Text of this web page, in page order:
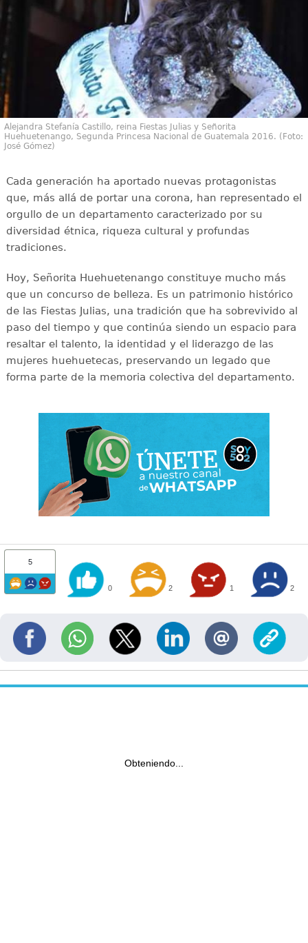
Alejandra Stefanía Castillo, reina Fiestas Julias y Señorita
Huehuetenango, Segunda Princesa Nacional de Guatemala 2016. (Foto:
José Gómez)
Cada generación ha aportado nuevas protagonistas
que, más allá de portar una corona, han representado el
orgullo de un departamento caracterizado por su
diversidad étnica, riqueza cultural y profundas
tradiciones.
Hoy, Señorita Huehuetenango constituye mucho más
que un concurso de belleza. Es un patrimonio histórico
de las Fiestas Julias, una tradición que ha sobrevivido al
paso del tiempo y que continúa siendo un espacio para
resaltar el talento, la identidad y el liderazgo de las
mujeres huehuetecas, preservando un legado que
forma parte de la memoria colectiva del departamento.
5
0 2 1 2
Obteniendo...